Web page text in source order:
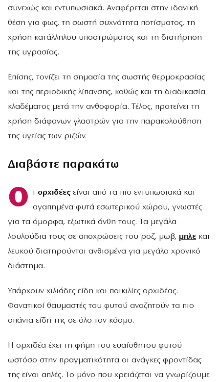
συνεχώς και εντυπωσιακά. Αναφέρεται στην ιδανική
θέση για φως, τη σωστή συχνότητα ποτίσματος, τη
χρήση κατάλληλου υποστρώματος και τη διατήρηση
της υγρασίας.
Επίσης, τονίζει τη σημασία της σωστής θερμοκρασίας
και της περιοδικής λίπανσης, καθώς και τη διαδικασία
κλαδέματος μετά την ανθοφορία. Τέλος, προτείνει τη
χρήση διάφανων γλαστρών για την παρακολούθηση
της υγείας των ριζών.
Διαβάστε παρακάτω
Ο ι ορχιδέεςείναι από τα πιο εντυπωσιακά και
αγαπημένα φυτά εσωτερικού χώρου, γνωστές
για τα όμορφα, εξωτικά άνθη τους. Τα μεγάλα
λουλούδια τους σε αποχρώσεις του ροζ, μωβ, μπλε και
λευκού διατηρούνται ανθισμένα για μεγάλο χρονικό
διάστημα.
Υπάρχουν χιλιάδες είδη και ποικιλίες ορχιδέας.
Φανατικοί θαυμαστές του φυτού αναζητούν τα πιο
σπάνια είδη της σε όλο τον κόσμο.
Η ορχιδέα έχει τη φήμη του ευαίσθητου φυτού
ωστόσο στην πραγματικότητα οι ανάγκες φροντίδας
της είναι απλές. Το μόνο που χρειάζεται να γνωρίζουμε